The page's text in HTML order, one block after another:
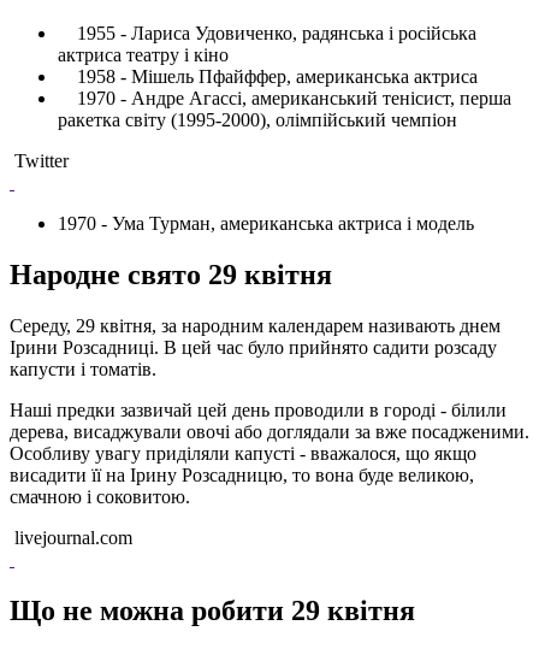
1955 - Лариса Удовиченко, радянська і російська
актриса театру і кіно
1958 - Мішель Пфайффер, американська актриса
1970 - Андре Агассі, американський тенісист, перша
ракетка світу (1995-2000), олімпійський чемпіон
Twitter
1970 - Ума Турман, американська актриса і модель
Народне свято 29 квітня
Середу, 29 квітня, за народним календарем називають днем ​​
Ірини Розсадниці. В цей час було прийнято садити розсаду
капусти і томатів.
Наші предки зазвичай цей день проводили в городі - білили
дерева, висаджували овочі або доглядали за вже посадженими.
Особливу увагу приділяли капусті - вважалося, що якщо
висадити її на Ірину Розсадницю, то вона буде великою,
смачною і соковитою.
livejournal.com
Що не можна робити 29 квітня